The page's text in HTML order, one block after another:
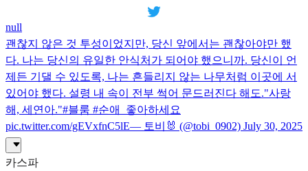
null
괜찮지 않은 것 투성이었지만, 당신 앞에서는 괜찮아야만 했
다. 나는 당신의 유일한 안식처가 되어야 했으니까. 당신이 언
제든 기댈 수 있도록, 나는 흔들리지 않는 나무처럼 이곳에 서
있어야 했다. 설령 내 속이 전부 썩어 문드러진다 해도."사랑
해, 세연아."#블룸 #순애_좋아하세요
pic.twitter.com/gEVxfnC5lE— 토비🐰 (@tobi_0902) July 30, 2025
카스파